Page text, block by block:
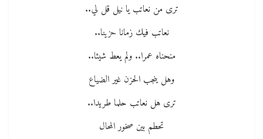
ترى من نعاتب يا نيل قل لي..
نعاتب فيك زمانا حزينا..
منحناه عمرا.. ولم يعط شيئا..
وهل ينجب الحزن غير الضياع
ترى هل نعاتب حلما طريدا..
تحطم بين صخور المحال